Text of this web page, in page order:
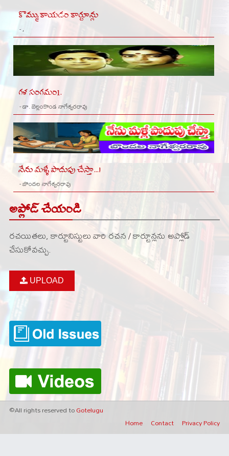
కొమ్ముకాయడం కార్టూన్లు
- ,
గళ సంగమం1.
- డా. బెల్లంకొండ నాగేశ్వరరావు
నేను మళ్ళీ పొదుపు చేస్తా...!
- బొందల నాగేశ్వరరావు
అప్లోడ్ చేయండి
రచయితలు, కార్టూనిస్టులు వారి రచన / కార్టూన్లను అప్లోడ్
చేసుకోవచ్చు.
UPLOAD
©All rights reserved toGotelugu
Home
Contact Privacy Policy